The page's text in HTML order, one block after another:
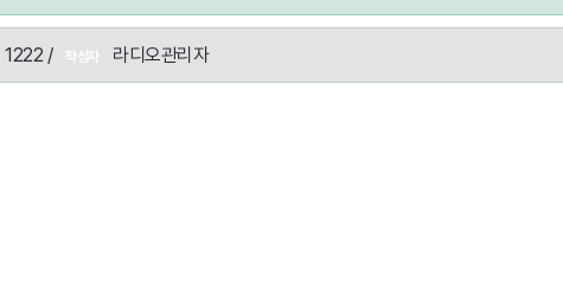
1222 / 작성자 라디오관리자